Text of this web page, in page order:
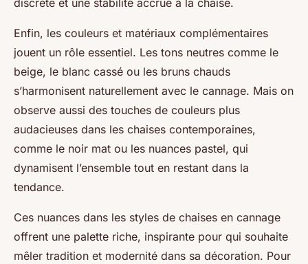
discrète et une stabilité accrue à la chaise.
Enfin, les couleurs et matériaux complémentaires
jouent un rôle essentiel. Les tons neutres comme le
beige, le blanc cassé ou les bruns chauds
s’harmonisent naturellement avec le cannage. Mais on
observe aussi des touches de couleurs plus
audacieuses dans les chaises contemporaines,
comme le noir mat ou les nuances pastel, qui
dynamisent l’ensemble tout en restant dans la
tendance.
Ces nuances dans les styles de chaises en cannage
offrent une palette riche, inspirante pour qui souhaite
mêler tradition et modernité dans sa décoration. Pour